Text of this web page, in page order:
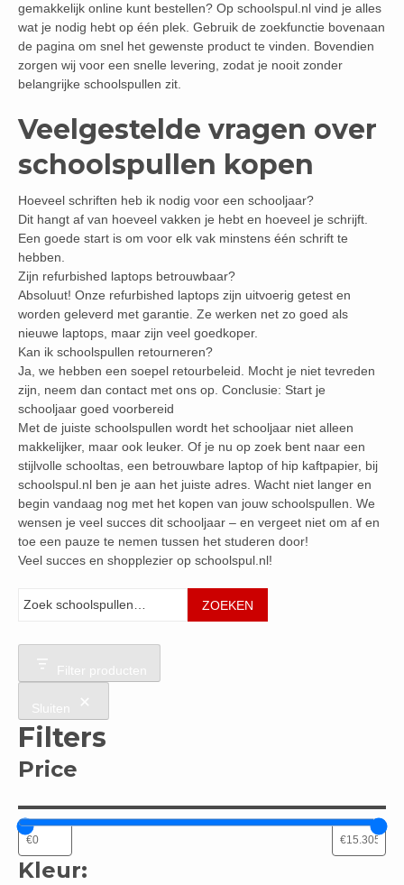
gemakkelijk online kunt bestellen? Op schoolspul.nl vind je alles
wat je nodig hebt op één plek. Gebruik de zoekfunctie bovenaan
de pagina om snel het gewenste product te vinden. Bovendien
zorgen wij voor een snelle levering, zodat je nooit zonder
belangrijke schoolspullen zit.
Veelgestelde vragen over
schoolspullen kopen
Hoeveel schriften heb ik nodig voor een schooljaar?
Dit hangt af van hoeveel vakken je hebt en hoeveel je schrijft.
Een goede start is om voor elk vak minstens één schrift te
hebben.
Zijn refurbished laptops betrouwbaar?
Absoluut! Onze refurbished laptops zijn uitvoerig getest en
worden geleverd met garantie. Ze werken net zo goed als
nieuwe laptops, maar zijn veel goedkoper.
Kan ik schoolspullen retourneren?
Ja, we hebben een soepel retourbeleid. Mocht je niet tevreden
zijn, neem dan contact met ons op. Conclusie: Start je
schooljaar goed voorbereid
Met de juiste schoolspullen wordt het schooljaar niet alleen
makkelijker, maar ook leuker. Of je nu op zoek bent naar een
stijlvolle schooltas, een betrouwbare laptop of hip kaftpapier, bij
schoolspul.nl ben je aan het juiste adres. Wacht niet langer en
begin vandaag nog met het kopen van jouw schoolspullen. We
wensen je veel succes dit schooljaar – en vergeet niet om af en
toe een pauze te nemen tussen het studeren door!
Veel succes en shopplezier op schoolspul.nl!
Zoeken
ZOEKEN
Filter producten
Sluiten
Filters
Price
Kleur: